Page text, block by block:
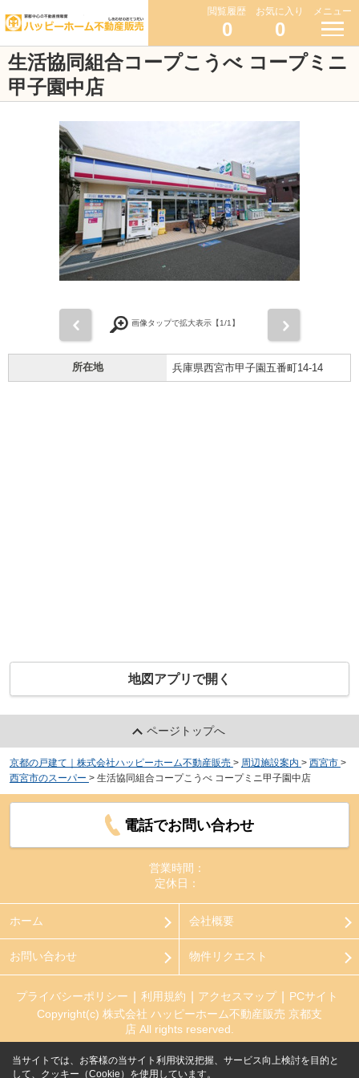
閲覧履歴
0
お気に入り
0
メニュー
生活協同組合コープこうべ コープミニ
甲子園中店
画像タップで拡大表示【1/1】
所在地 兵庫県西宮市甲子園五番町14-14
地図アプリで開く
ページトップへ
京都の戸建て｜株式会社ハッピーホーム不動産販売 > 周辺施設案内 > 西宮市 >
西宮市のスーパー > 生活協同組合コープこうべ コープミニ甲子園中店
電話でお問い合わせ
営業時間：
定休日：
ホーム 会社概要
お問い合わせ 物件リクエスト
プライバシーポリシー 利用規約 アクセスマップ
PCサイト
Copyright(c) 株式会社 ハッピーホーム不動産販売 京都支
店 All rights reserved.
当サイトでは、お客様の当サイト利用状況把握、サービス向上検討を目的と
して、クッキー（Cookie）を使用しています。